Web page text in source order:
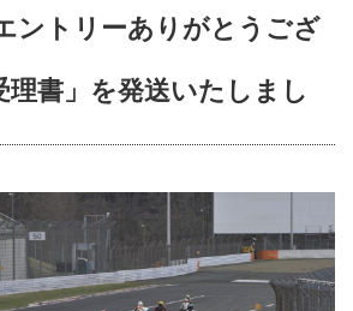
ントリーありがとうござ
理書」を発送いたしまし